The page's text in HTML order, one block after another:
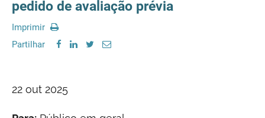
pedido de avaliação prévia
Imprimir
Partilhar
22 out 2025